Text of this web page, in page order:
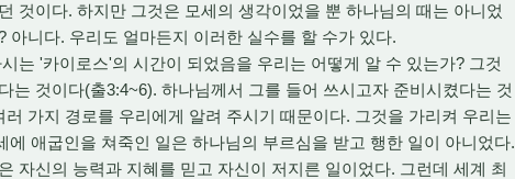
것이다. 하지만 그것은 모세의 생각이었을 뿐 하나님의 때는 아니었
니다. 우리도 얼마든지 이러한 실수를 할 수가 있다.
는 '카이로스'의 시간이 되었음을 우리는 어떻게 알 수 있는가? 그것
는 것이다(출3:4~6). 하나님께서 그를 들어 쓰시고자 준비시켰다는 것
가지 경로를 우리에게 알려 주시기 때문이다. 그것을 가리켜 우리는
애굽인을 쳐죽인 일은 하나님의 부르심을 받고 행한 일이 아니었다.
자신의 능력과 지혜를 믿고 자신이 저지른 일이었다. 그런데 세계 최